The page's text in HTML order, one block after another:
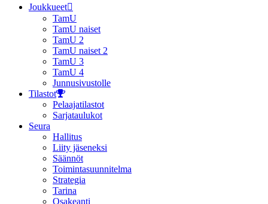
Joukkueet
TamU
TamU naiset
TamU 2
TamU naiset 2
TamU 3
TamU 4
Junnusivustolle
Tilastot
Pelaajatilastot
Sarjataulukot
Seura
Hallitus
Liity jäseneksi
Säännöt
Toimintasuunnitelma
Strategia
Tarina
Osakeanti